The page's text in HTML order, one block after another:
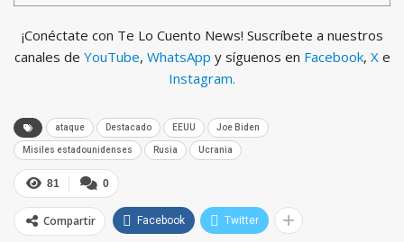
¡Conéctate con Te Lo Cuento News! Suscríbete a nuestros
canales de YouTube, WhatsApp y síguenos en Facebook, X e
Instagram.
ataque Destacado EEUU Joe Biden
Misiles estadounidenses Rusia Ucrania
0
81
Compartir Facebook Twitter